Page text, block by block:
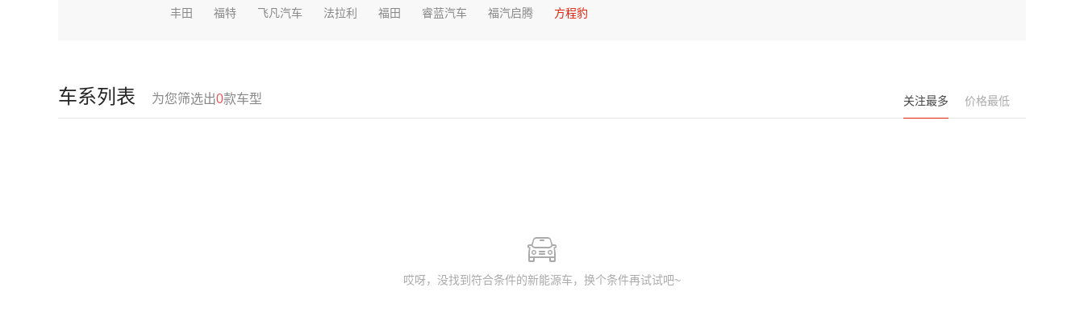
丰田 福特 飞凡汽车 法拉利 福田 睿蓝汽车 福汽启腾 方程豹
车系列表 为您筛选出0款车型 关注最多 价格最低
哎呀，没找到符合条件的新能源车，换个条件再试试吧~